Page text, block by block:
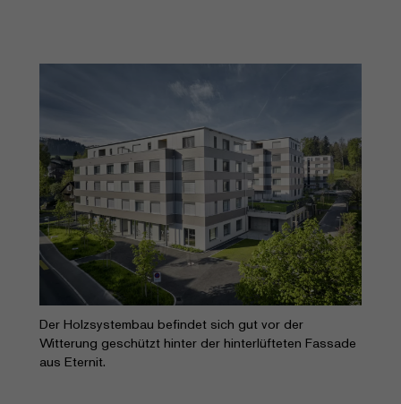
Der Holzsystembau befindet sich gut vor der
Witterung geschützt hinter der hinterlüfteten Fassade
aus Eternit.